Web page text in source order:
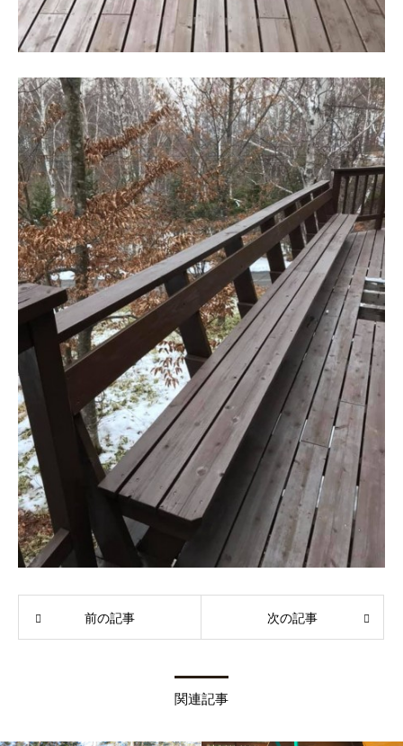
前の記事 次の記事
関連記事